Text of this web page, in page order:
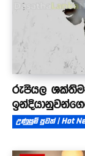
රුපියල
උණුසුම් පුවත් | Hot